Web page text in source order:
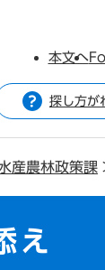
本文へ
探し方が
産農林政策課
え